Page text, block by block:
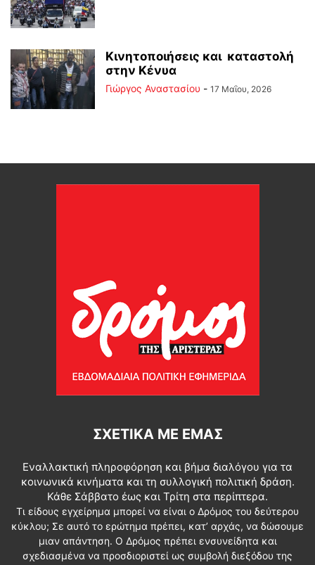
Κινητοποιήσεις και καταστολή
στην Κένυα
Γιώργος Αναστασίου - 17 Μαΐου, 2026
ΣΧΕΤΙΚΆ ΜΕ ΕΜΆΣ
Εναλλακτική πληροφόρηση και βήμα διαλόγου για τα
κοινωνικά κινήματα και τη συλλογική πολιτική δράση.
Κάθε Σάββατο έως και Τρίτη στα περίπτερα.
Τι είδους εγχείρημα μπορεί να είναι ο Δρόμος του δεύτερου
κύκλου; Σε αυτό το ερώτημα πρέπει, κατ’ αρχάς, να δώσουμε
μιαν απάντηση. Ο Δρόμος πρέπει ενσυνείδητα και
σχεδιασμένα να προσδιοριστεί ως συμβολή διεξόδου της